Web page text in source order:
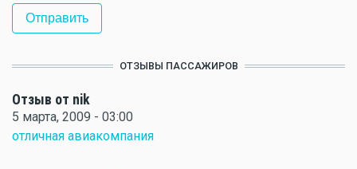
ОТЗЫВЫ ПАССАЖИРОВ
Отзыв от nik
5 марта, 2009 - 03:00
отличная авиакомпания